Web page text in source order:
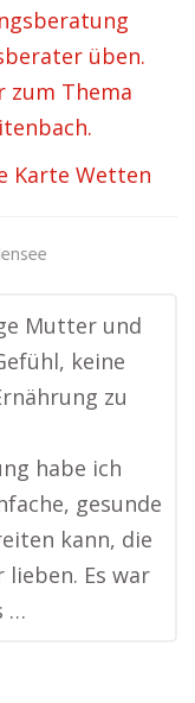
üben.
zum Thema
Karte Wetten
Mutter und
keine
zu
habe ich
gesunde
kann, die
lieben. Es war
…